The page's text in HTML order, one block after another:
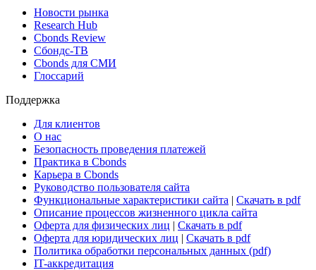
Новости рынка
Research Hub
Cbonds Review
Сбондс-ТВ
Cbonds для СМИ
Глоссарий
Поддержка
Для клиентов
О нас
Безопасность проведения платежей
Практика в Cbonds
Карьера в Cbonds
Руководство пользователя сайта
Функциональные характеристики сайта | Скачать в pdf
Описание процессов жизненного цикла сайта
Оферта для физических лиц | Скачать в pdf
Оферта для юридических лиц | Скачать в pdf
Политика обработки персональных данных (pdf)
IT-аккредитация